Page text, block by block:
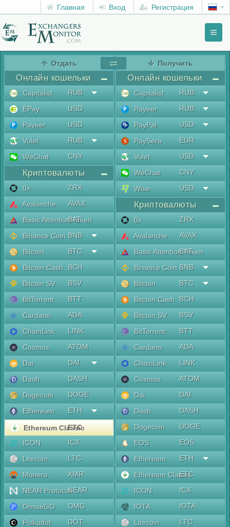
Главная Вход Регистрация
Отдать
Онлайн кошельки
Capitalist
RUB
EPay
USD
Payeer
USD
Volet
RUB
WeChat
CNY
Криптовалюты
0x
ZRX
Avalanche
AVAX
Basic Attention Token
BAT
Binance Coin BNB
Bitcoin
BTC
Bitcoin Cash
BCH
Bitcoin SV
BSV
BitTorrent
BTT
Cardano
ADA
ChainLink
LINK
Cosmos
ATOM
Dai
DAI
Dash
DASH
Dogecoin
DOGE
Ethereum
ETH
Ethereum Classic
ETC
ICON
ICX
Litecoin
LTC
Monero
XMR
NEAR ProtocolNEAR
OmiseGO
OMG
Polkadot
DOT
Получить
Онлайн кошельки
Capitalist
RUB
Payeer
RUB
PayPal
USD
PaySera
EUR
Volet
USD
WeChat
CNY
Wise
USD
Криптовалюты
0x
ZRX
Avalanche
AVAX
Basic Attention Token
BAT
Binance Coin BNB
Bitcoin
BTC
Bitcoin Cash
BCH
Bitcoin SV
BSV
BitTorrent
BTT
Cardano
ADA
ChainLink
LINK
Cosmos
ATOM
Dai
DAI
Dash
DASH
Dogecoin
DOGE
EOS
EOS
Ethereum
ETH
Ethereum Classic
ETC
ICON
ICX
IOTA
IOTA
Litecoin
LTC